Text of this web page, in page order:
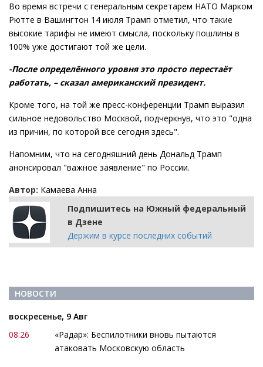
Во время встречи с генеральным секретарем НАТО Марком
Рютте в Вашингтон 14 июля Трамп отметил, что такие
высокие тарифы не имеют смысла, поскольку пошлины в
100% уже достигают той же цели.
-После определённого уровня это просто перестаёт
работать, – сказал американский президент.
Кроме того, на той же пресс-конференции Трамп выразил
сильное недовольство Москвой, подчеркнув, что это "одна
из причин, по которой все сегодня здесь".
Напомним, что на сегодняшний день Дональд Трамп
анонсировал "важное заявление" по России.
Автор: Камаева Анна
Подпишитесь на Южный федеральный
в Дзене
Держим в курсе последних событий
НОВОСТИ
воскресенье, 9 Авг
08:26
«Радар»: Беспилотники вновь пытаются
атаковать Московскую область